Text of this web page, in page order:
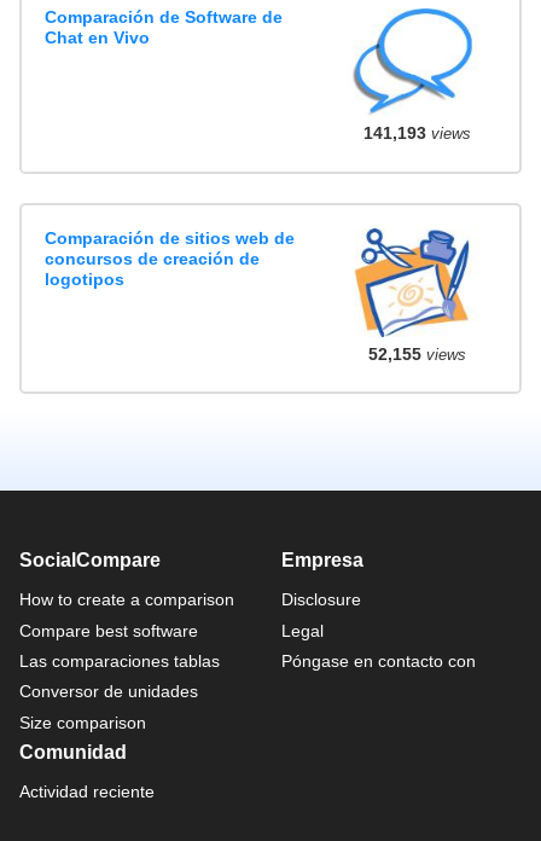
Comparación de Software de
Chat en Vivo
141,193views
Comparación de sitios web de
concursos de creación de
logotipos
52,155views
SocialCompare
How to create a comparison
Compare best software
Las comparaciones tablas
Conversor de unidades
Size comparison
Empresa
Disclosure
Legal
Póngase en contacto con
Comunidad
Actividad reciente